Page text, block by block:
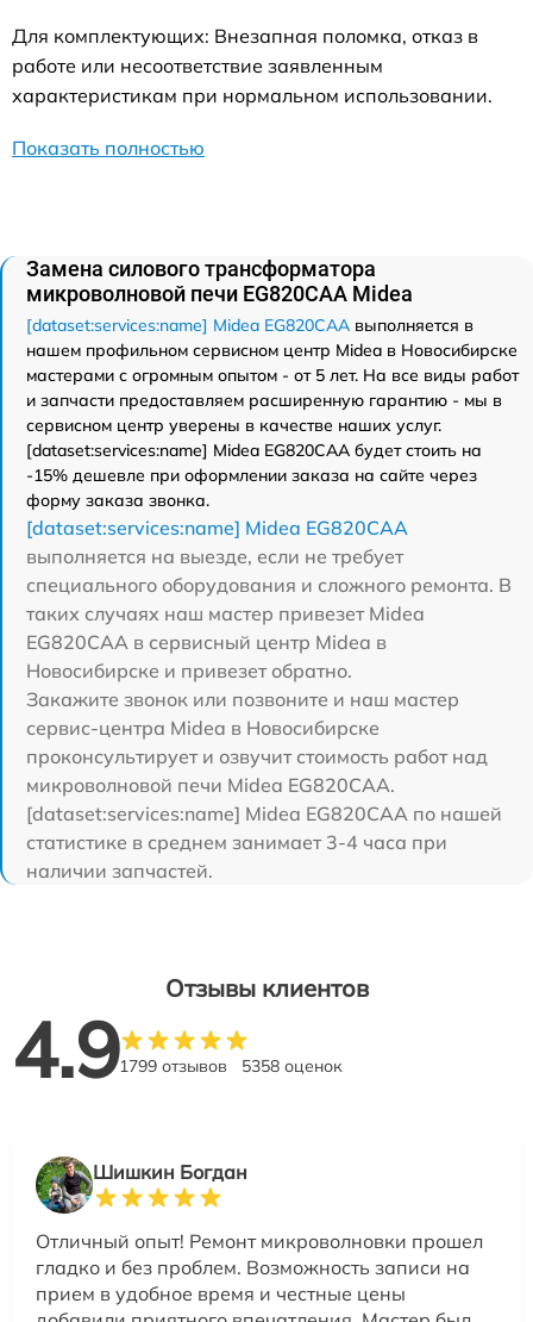
Для комплектующих: Внезапная поломка, отказ в
работе или несоответствие заявленным
характеристикам при нормальном использовании.
Показать полностью
Замена силового трансформатора
микроволновой печи EG820CAA Midea
[dataset:services:name] Midea EG820CAA выполняется в
нашем профильном сервисном центр Midea в Новосибирске
мастерами с огромным опытом - от 5 лет. На все виды работ
и запчасти предоставляем расширенную гарантию - мы в
сервисном центр уверены в качестве наших услуг.
[dataset:services:name] Midea EG820CAA будет стоить на
-15% дешевле при оформлении заказа на сайте через
форму заказа звонка.
[dataset:services:name] Midea EG820CAA
выполняется на выезде, если не требует
специального оборудования и сложного ремонта. В
таких случаях наш мастер привезет Midea
EG820CAA в сервисный центр Midea в
Новосибирске и привезет обратно.
Закажите звонок или позвоните и наш мастер
сервис-центра Midea в Новосибирске
проконсультирует и озвучит стоимость работ над
микроволновой печи Midea EG820CAA.
[dataset:services:name] Midea EG820CAA по нашей
статистике в среднем занимает 3-4 часа при
наличии запчастей.
Отзывы клиентов
4.91799 отзывов 5358 оценок
Шишкин Богдан
Отличный опыт! Ремонт микроволновки прошел
гладко и без проблем. Возможность записи на
прием в удобное время и честные цены